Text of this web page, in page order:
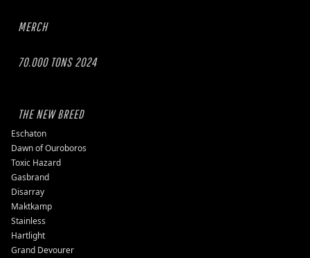
MERCH
70.000 TONS 2024
THE NEW BREED
Eschaton
Dawn of Ouroboros
Toxic Hazard
Gasbrand
Disarray
Maktkamp
Stainless
Hartlight
Grand Devourer